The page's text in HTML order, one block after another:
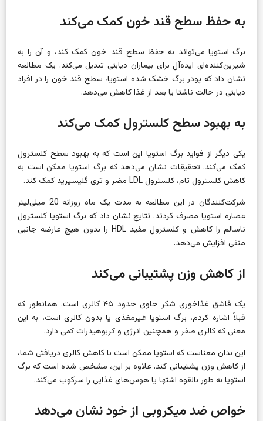
به حفظ سطح قند خون کمک می‌کند
برگ استویا می‌تواند به حفظ سطح قند خون کمک کند، و آن را به
شیرین‌کننده‌ای ایده‌آل برای بیماران دیابتی تبدیل می‌کند. یک مطالعه
نشان داد که پودر برگ خشک شده استویا، سطح قند خون را در افراد
دیابتی در حالت ناشتا یا بعد از غذا کاهش می‌دهد.
به بهبود سطح کلسترول کمک می‌کند
یکی دیگر از فواید برگ استویا این است که به بهبود سطح کلسترول
کمک می‌کند. تحقیقات نشان می‌دهد که برگ استویا ممکن است به
کاهش کلسترول تام، کلسترول LDL مضر و تری گلیسیرید کمک کند.
شرکت‌کنندگان در این مطالعه به مدت یک ماه روزانه 20 میلی‌لیتر
عصاره استویا مصرف کردند. نتایج نشان داد که برگ استویا کلسترول
ناسالم را کاهش و کلسترول مفید HDL را بدون هیچ عارضه جانبی
منفی افزایش می‌دهد.
از کاهش وزن پشتیبانی می‌کند
یک قاشق غذاخوری شکر حاوی حدود ۴۵ کالری است. همانطور که
قبلاً اشاره کردم، برگ استویا غیرمغذی یا بدون کالری است، به این
معنی که کالری صفر و همچنین انرژی و کربوهیدرات کمی دارد.
این بدان معناست که استویا ممکن است با کاهش کالری دریافتی شما،
از کاهش وزن پشتیبانی کند. علاوه بر این، مشخص شده است که برگ
استویا به طور بالقوه اشتها یا هوس‌های غذایی را سرکوب می‌کند.
خواص ضد میکروبی از خود نشان می‌دهد